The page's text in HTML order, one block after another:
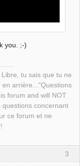
you. ;-)
tu sais que tu ne
arrière..."Questions
forum and will NOT
questions concernant
ce forum et ne
3